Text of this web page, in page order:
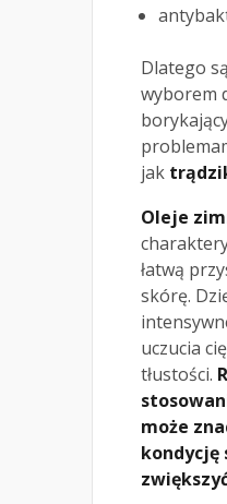
Dlatego
wyborem
jak
Oleje
łatwą
skórę.
uczucia
tłustości.
może
kondycję